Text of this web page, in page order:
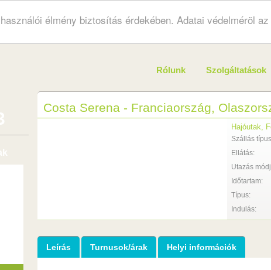
élmény biztosítás érdekében. Adatai védelméröl az
Rólunk Szolgáltatások
Costa Serena - Franciaország,
Hajóutak,
Szállás
Ellátás:
Utazás
Időtartam:
Típus:
Indulás:
Leírás Turnusok/árak Helyi információk